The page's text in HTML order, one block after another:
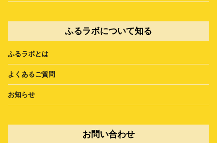
ふるラボについて知る
ふるラボとは
よくあるご質問
お知らせ
お問い合わせ